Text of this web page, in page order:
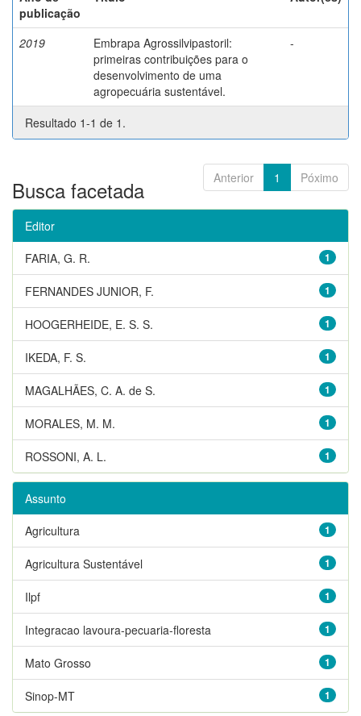
publicação
2019
Embrapa Agrossilvipastoril:
primeiras contribuições para o
desenvolvimento de uma
agropecuária sustentável.
-
Resultado 1-1 de 1.
Anterior 1 Póximo
Busca facetada
Editor
1
FARIA, G. R.
1
FERNANDES JUNIOR, F.
1
HOOGERHEIDE, E. S. S.
1
IKEDA, F. S.
1
MAGALHÃES, C. A. de S.
1
MORALES, M. M.
1
ROSSONI, A. L.
Assunto
1
Agricultura
1
Agricultura Sustentável
1
Ilpf
1
Integracao lavoura-pecuaria-floresta
1
Mato Grosso
1
Sinop-MT